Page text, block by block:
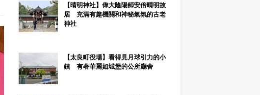
【晴明神社】偉大陰陽師安倍晴明故
居 充滿有趣機關和神秘氣氛的古老
神社
【太良町役場】看得見月球引力的小
鎮 有著華麗如城堡的公所廳舍